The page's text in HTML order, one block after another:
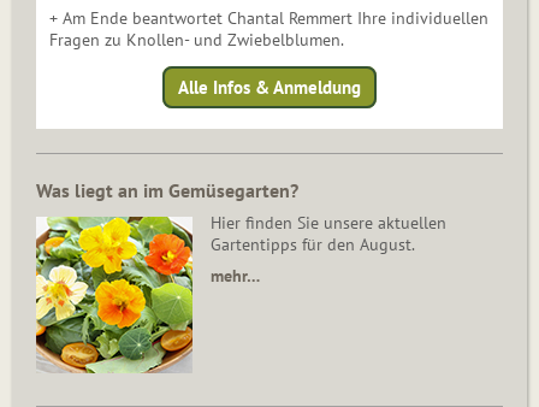
+ Am Ende beantwortet Chantal Remmert Ihre individuellen
Fragen zu Knollen- und Zwiebelblumen.
Alle Infos & Anmeldung
Was liegt an im Gemüsegarten?
Hier finden Sie unsere aktuellen
Gartentipps für den August.
mehr…